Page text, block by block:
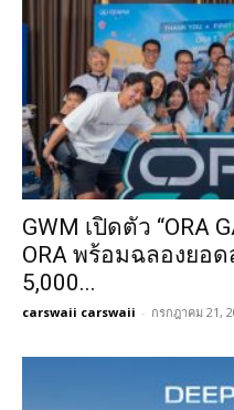
GWM เปิดตัว “ORA
ORA พร้อมฉลองยอ
5,000...
carswaii carswaii - กรกฎาคม 21,